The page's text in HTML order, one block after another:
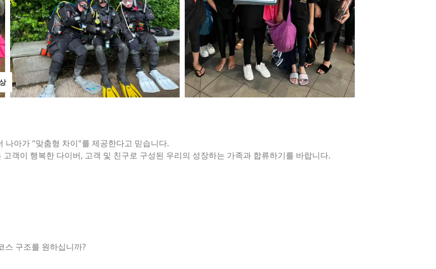
나아가 "맞춤형 차이"를 제공한다고 믿습니다.
객이 행복한 다이버, 고객 및 친구로 구성된 우리의 성장하는 가족과 합류하기를 바랍니다.
스 구조를 원하십니까?